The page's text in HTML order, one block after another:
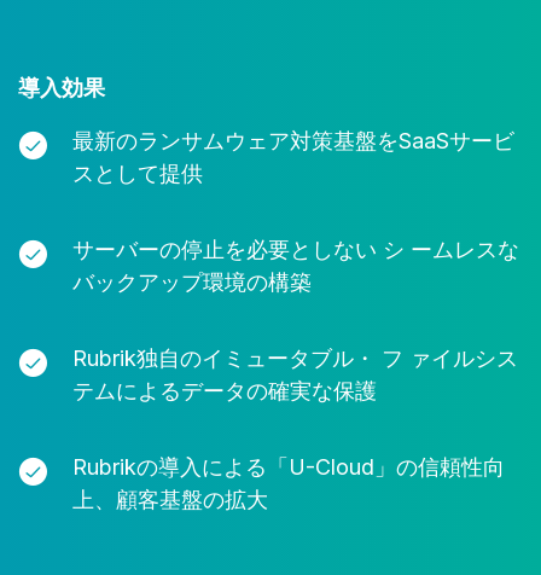
導入効果
最新のランサムウェア対策基盤をSaaSサービ
スとして提供
サーバーの停止を必要としない シ ームレスな
バックアップ環境の構築
Rubrik独自のイミュータブル・ フ ァイルシス
テムによるデータの確実な保護
Rubrikの導入による「U-Cloud」の信頼性向
上、顧客基盤の拡大